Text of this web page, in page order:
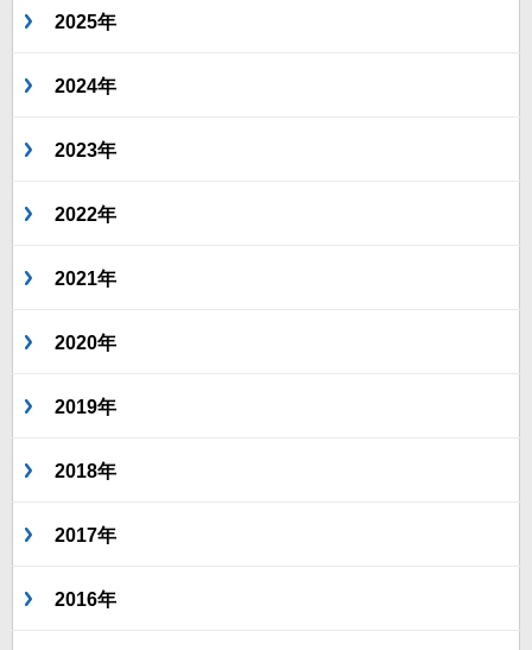
2025年
2024年
2023年
2022年
2021年
2020年
2019年
2018年
2017年
2016年